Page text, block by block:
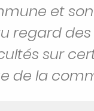
et
regard
sur
de la